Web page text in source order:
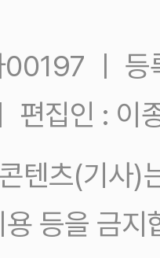
00197 ㅣ
편집인 : 이
텐츠(기사)
등을 금지